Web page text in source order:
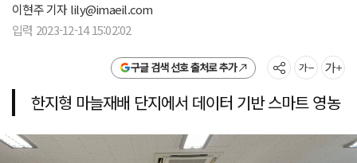
이현주 기자lily@imaeil.com
입력 2023-12-14 15:02:02
구글 검색 선호 출처로 추가
한지형 마늘재배 단지에서 데이터 기반 스마트 영농